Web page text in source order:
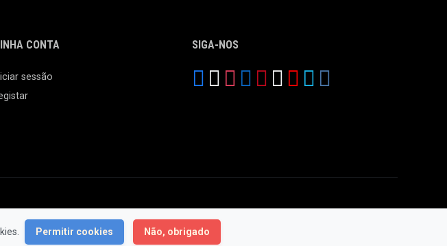
Permitir cookies Não, obrigado
CONTA
sessão
SIGA-NOS